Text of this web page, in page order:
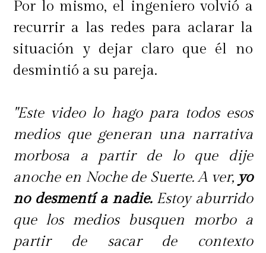
Por lo mismo, el ingeniero volvió a
recurrir a las redes para aclarar la
situación y dejar claro que él no
desmintió a su pareja.
"Este video lo hago para todos esos
medios que generan una narrativa
morbosa a partir de lo que dije
anoche en Noche de Suerte. A ver, yo
no desmentí a nadie.Estoy aburrido
que los medios busquen morbo a
partir de sacar de contexto